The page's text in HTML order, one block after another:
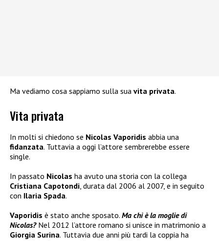
Ma vediamo cosa sappiamo sulla sua vita privata.
Vita privata
In molti si chiedono se Nicolas Vaporidis abbia una
fidanzata. Tuttavia a oggi l’attore sembrerebbe essere
single.
In passato Nicolas ha avuto una storia con la collega
Cristiana Capotondi, durata dal 2006 al 2007, e in seguito
con Ilaria Spada.
Vaporidis è stato anche sposato. Ma chi è la moglie di
Nicolas?Nel 2012 l’attore romano si unisce in matrimonio a
Giorgia Surina. Tuttavia due anni più tardi la coppia ha